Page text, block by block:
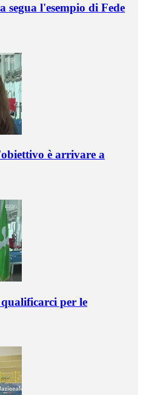
segua l'esempio di Fede
è arrivare a
per le